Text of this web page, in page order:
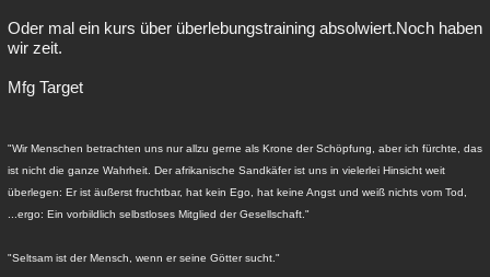
Oder mal ein kurs über überlebungstraining absolwiert.Noch haben
wir zeit.
Mfg Target
"Wir Menschen betrachten uns nur allzu gerne als Krone der Schöpfung, aber ich fürchte, das
ist nicht die ganze Wahrheit. Der afrikanische Sandkäfer ist uns in vielerlei Hinsicht weit
überlegen: Er ist äußerst fruchtbar, hat kein Ego, hat keine Angst und weiß nichts vom Tod,
...ergo: Ein vorbildlich selbstloses Mitglied der Gesellschaft."
"Seltsam ist der Mensch, wenn er seine Götter sucht."